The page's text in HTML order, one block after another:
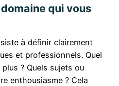
qui vous
à définir clairement
et professionnels. Quel
? Quels sujets ou
enthousiasme ? Cela